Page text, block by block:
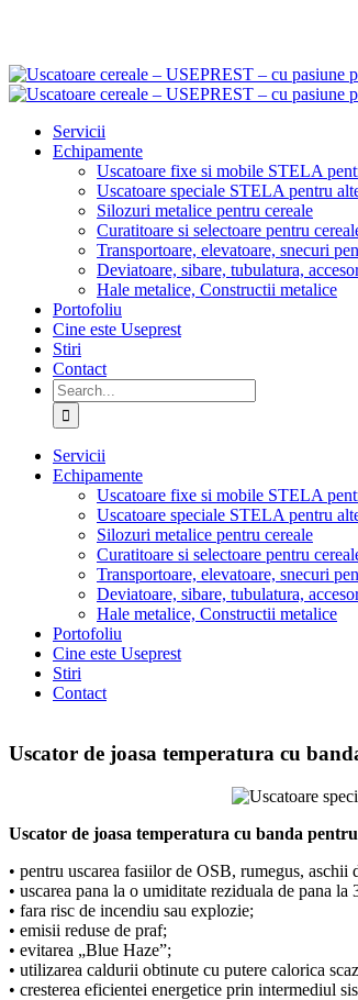
content
Servicii
Echipamente
Uscatoare fixe si mobile STELA
Uscatoare speciale STELA pentru
Silozuri metalice pentru cereale
Curatitoare si selectoare pentru
Transportoare, elevatoare, snecuri
Deviatoare, sibare, tubulatura,
Hale metalice, Constructii metalice
Portofoliu
Cine este Useprest
Stiri
Contact
Search
for:
Servicii
Echipamente
Uscatoare fixe si mobile STELA
Uscatoare speciale STELA pentru
Silozuri metalice pentru cereale
Curatitoare si selectoare pentru
Transportoare, elevatoare, snecuri
Deviatoare, sibare, tubulatura,
Hale metalice, Constructii metalice
Portofoliu
Cine este Useprest
Stiri
Contact
Uscator de joasa temperatura cu
Uscator de joasa temperatura cu banda
• pentru uscarea fasiilor de OSB, rumegus, aschii
• uscarea pana la o umiditate reziduala de pana la
• fara risc de incendiu sau explozie;
• emisii reduse de praf;
• evitarea „Blue Haze”;
• utilizarea caldurii obtinute cu putere calorica
• cresterea eficientei energetice prin intermediul